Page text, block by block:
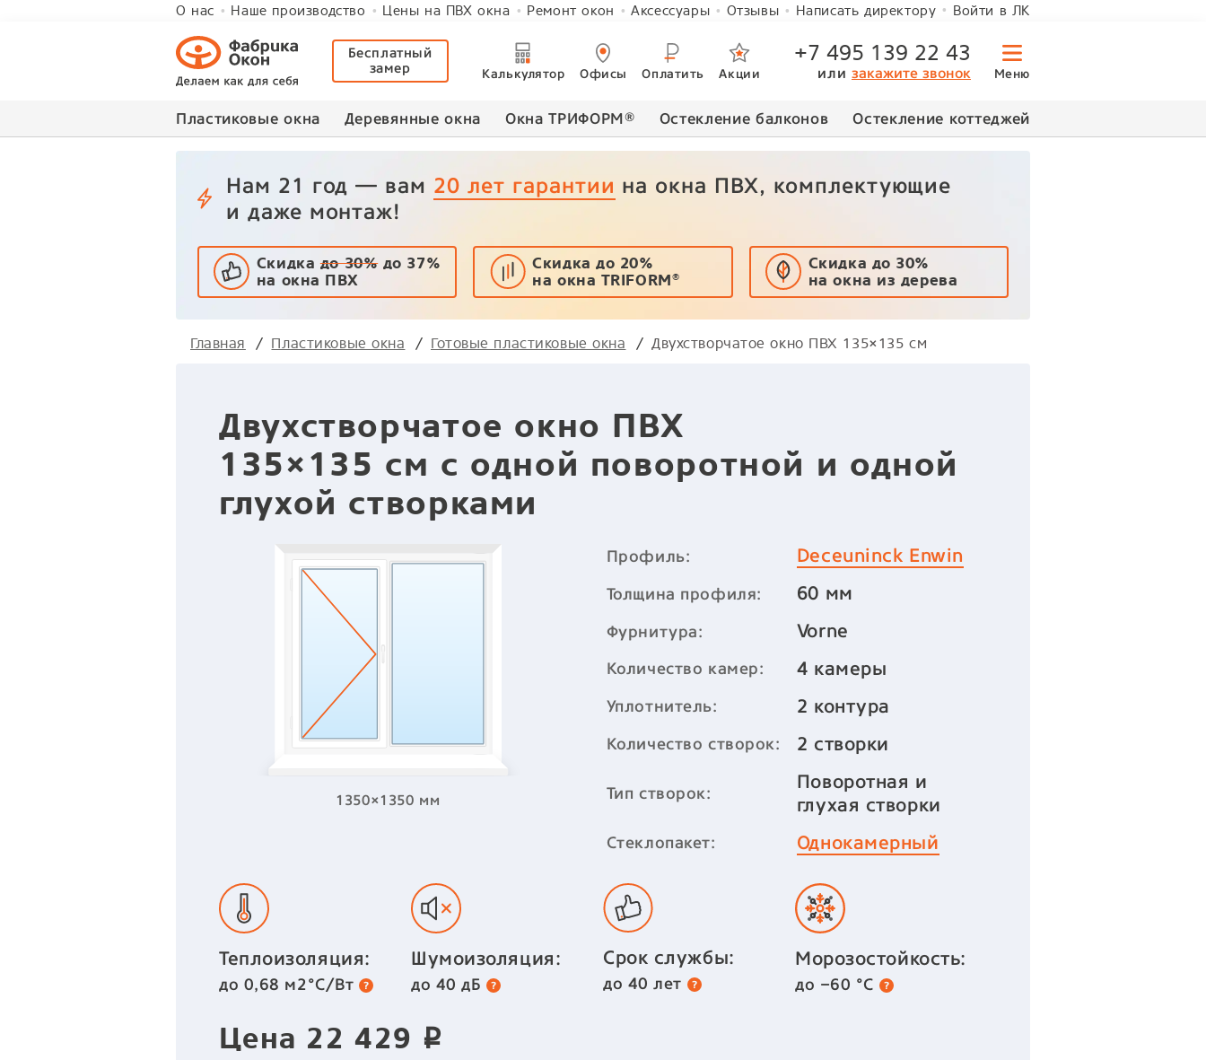
О нас Наше производство Цены на ПВХ окна Ремонт окон Аксессуары Отзывы Написать директору Войти в ЛК
Бесплатный
замер
Калькулятор Офисы Оплатить Акции
+7 495 139 22 43
или закажите звонок Меню
Пластиковые окна Деревянные окна Окна ТРИФОРМ® Остекление балконов Остекление коттеджей
Нам 21 год — вам 20 лет гарантии на окна ПВХ, комплектующие
и даже монтаж!
Скидкадо 30%до 37%
на окна ПВХ
Скидка до 20%
на окна TRIFORM®
Скидка до 30%
на окна из дерева
Главная Пластиковые окна Готовые пластиковые окна Двухстворчатое окно ПВХ 135×135 см
Двухстворчатое окно ПВХ
135×135 см с одной поворотной и одной
глухой створками
1350×1350 мм
Профиль: Deceuninck Enwin
Толщина профиля: 60 мм
Фурнитура: Vorne
Количество камер: 4 камеры
Уплотнитель: 2 контура
Количество створок: 2 створки
Тип створок:
Поворотная и
глухая створки
Стеклопакет: Однокамерный
Теплоизоляция:
до 0,68 м2°C/Вт
Шумоизоляция:
до 40 дБ
Срок службы:
до 40 лет
Морозостойкость:
до −60 °С
Цена 22 429 p